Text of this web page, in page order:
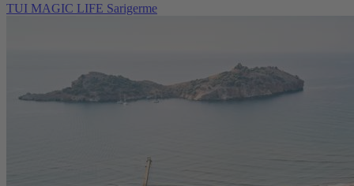
TUI MAGIC LIFE Sarigerme